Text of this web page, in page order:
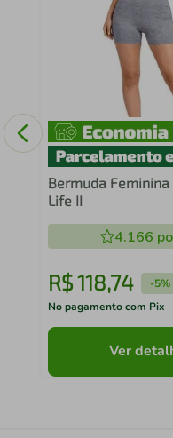
Bermuda
Life II
4.166
R$118,74 -5%
No pagamento com Pix
Ver